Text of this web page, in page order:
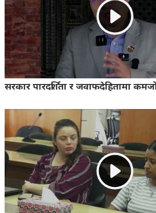
सरकार पारदर्शिता र जवाफदेहितामा